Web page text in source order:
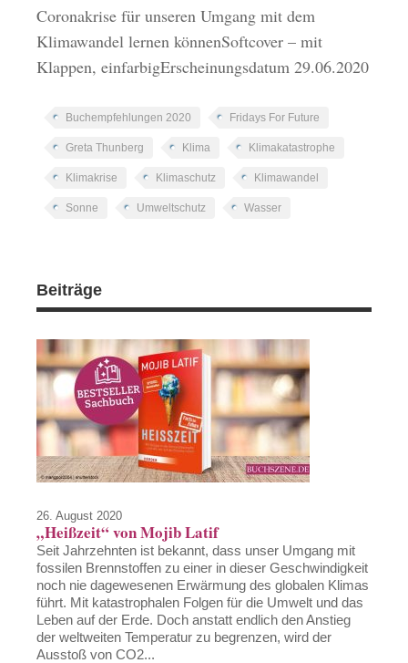
Coronakrise für unseren Umgang mit dem
Klimawandel lernen könnenSoftcover – mit
Klappen, einfarbigErscheinungsdatum 29.06.2020
Buchempfehlungen 2020 Fridays For Future
Greta Thunberg Klima Klimakatastrophe
Klimakrise Klimaschutz Klimawandel
Sonne Umweltschutz Wasser
Beiträge
26. August 2020
„Heißzeit“ von Mojib Latif
Seit Jahrzehnten ist bekannt, dass unser Umgang mit
fossilen Brennstoffen zu einer in dieser Geschwindigkeit
noch nie dagewesenen Erwärmung des globalen Klimas
führt. Mit katastrophalen Folgen für die Umwelt und das
Leben auf der Erde. Doch anstatt endlich den Anstieg
der weltweiten Temperatur zu begrenzen, wird der
Ausstoß von CO2...